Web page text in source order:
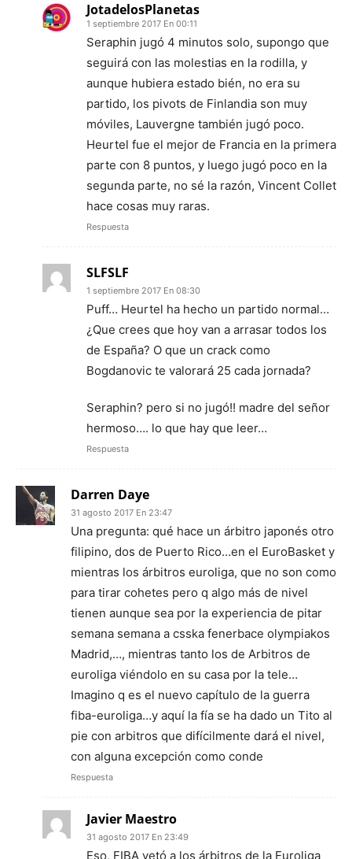
JotadelosPlanetas
1 septiembre 2017 En 00:11
Seraphin jugó 4 minutos solo, supongo que
seguirá con las molestias en la rodilla, y
aunque hubiera estado bién, no era su
partido, los pivots de Finlandia son muy
móviles, Lauvergne también jugó poco.
Heurtel fue el mejor de Francia en la primera
parte con 8 puntos, y luego jugó poco en la
segunda parte, no sé la razón, Vincent Collet
hace cosas muy raras.
Respuesta
SLFSLF
1 septiembre 2017 En 08:30
Puff… Heurtel ha hecho un partido normal…
¿Que crees que hoy van a arrasar todos los
de España? O que un crack como
Bogdanovic te valorará 25 cada jornada?
Seraphin? pero si no jugó!! madre del señor
hermoso…. lo que hay que leer…
Respuesta
Darren Daye
31 agosto 2017 En 23:47
Una pregunta: qué hace un árbitro japonés otro
filipino, dos de Puerto Rico…en el EuroBasket y
mientras los árbitros euroliga, que no son como
para tirar cohetes pero q algo más de nivel
tienen aunque sea por la experiencia de pitar
semana semana a csska fenerbace olympiakos
Madrid,…, mientras tanto los de Arbitros de
euroliga viéndolo en su casa por la tele…
Imagino q es el nuevo capítulo de la guerra
fiba-euroliga…y aquí la fía se ha dado un Tito al
pie con arbitros que difícilmente dará el nivel,
con alguna excepción como conde
Respuesta
Javier Maestro
31 agosto 2017 En 23:49
Eso, FIBA vetó a los árbitros de la Euroliga